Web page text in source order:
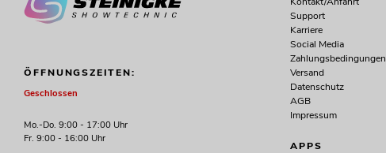
ÖFFNUNGSZEITEN:
Geschlossen
Mo.-Do. 9:00 - 17:00 Uhr
Fr. 9:00 - 16:00 Uhr
Support
Karriere
Social Media
Zahlungsbedingungen
Versand
Datenschutz
AGB
Impressum
APPS